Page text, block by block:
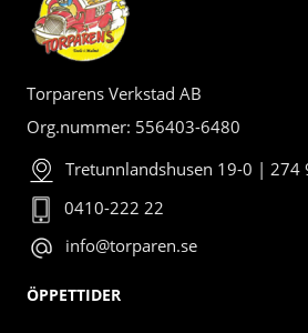
Torparens Verkstad AB
Org.nummer: 556403-6480
Tretunnlandshusen 19-0 | 274
0410-222 22
info@torparen.se
ÖPPETTIDER